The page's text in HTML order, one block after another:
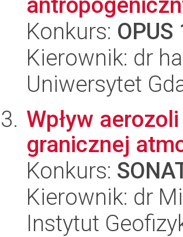
Konkurs: OPUS
Kierownik: dr
Uniwersytet
Wpływ
granicznej
Konkurs:
Kierownik: dr
Instytut